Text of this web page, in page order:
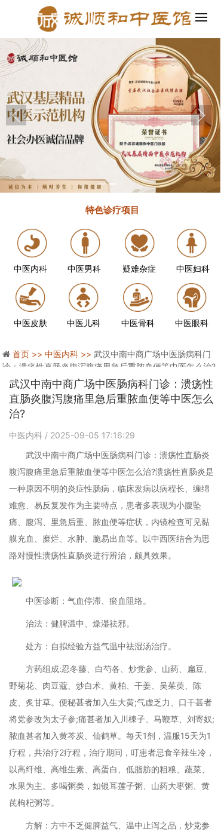
特色诊疗项目
中医内科 中医男科 疑难杂症 中医妇科
中医皮肤 中医儿科 中医骨科 中医眼科
微信小程序四合一，轻松创建企业官网和小程序！ 2.百度
首页 >> 中医内科 >> 武汉中南中商广场中医肠病科门
诊：溃疡性直肠炎腹泻腹痛里急后重脓血便等中医怎么治?
武汉中南中商广场中医肠病科门诊：溃疡性
直肠炎腹泻腹痛里急后重脓血便等中医怎么
治?
中医内科 / 2025-09-05 17:16:29
武汉中南中商广场中医肠病科门诊：溃疡性直肠炎
腹泻腹痛里急后重脓血便等中医怎么治?溃疡性直肠炎是
一种原因不明的炎症性肠病，临床发病以病程长、缠绵
难愈、易反复发作为主要特点，患者多表现为小腹坠
痛、腹泻、里急后重、脓血便等症状，内镜检查可见黏
膜充血、糜烂、水肿、脆易出血等。以中西医结合为思
路对慢性溃疡性直肠炎进行辨治，颇具效果。
中医诊断：气血停滞、瘀血阻络。
治法：健脾温中、燥湿祛邪。
处方：自拟经验方益气温中祛湿汤治疗。
方药组成:忍冬藤、白芍各、炒党参、山药、扁豆、
野菊花、肉豆蔻、炒白术、黄柏、干姜、吴茱萸、陈
皮、炙甘草。便秘甚者加入生大黄;气虚乏力、口干甚者
将党参改为太子参;痛甚者加入川棟子、马鞭草、刘寄奴;
脓血甚者加入黄芩炭、仙鹤草。每天1剂，温服15天为1
疗程，共治疗2疗程，治疗期间，叮患者忌食辛辣生冷，
以高纤维、高维生素、高蛋白、低脂肪的粗粮、蔬菜、
水果为主。多喝粥类，如银耳莲子粥、山药大枣粥、黄
芪枸杞粥等。
方解：方中不乏健脾益气、温中止泻之品，炒党参